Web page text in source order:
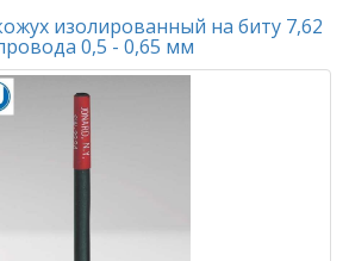
изолированный на биту 7,62
0,5 - 0,65 мм